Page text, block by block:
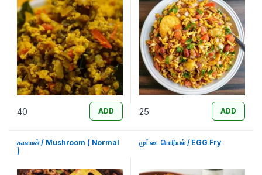
40 ADD 25 ADD
காளான் / Mushroom ( Normal
)
முட்டை பொரியல் / EGG Fry